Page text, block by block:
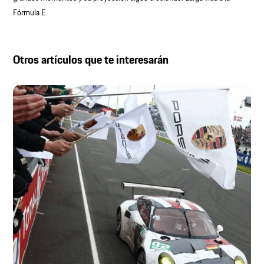
Fórmula E.
Otros artículos que te interesarán